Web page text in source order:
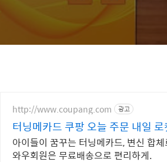
http://www.coupang.com 광고
터닝메카드 쿠팡 오늘 주문 내일
아이들이 꿈꾸는 터닝메카드, 변신 합
와우회원은 무료배송으로 편리하게.